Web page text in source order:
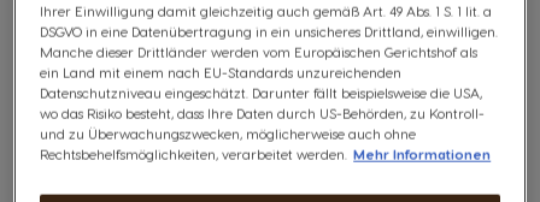
Mini Me Krups® Automatik Arctic Grey
AUTOMATISCH
Ihrer Einwilligung damit gleichzeitig auch gemäß Art. 49 Abs. 1 S. 1 lit. a
DSGVO in eine Datenübertragung in ein unsicheres Drittland, einwilligen.
Manche dieser Drittländer werden vom Europäischen Gerichtshof als
ein Land mit einem nach EU-Standards unzureichenden
Datenschutzniveau eingeschätzt. Darunter fällt beispielsweise die USA,
wo das Risiko besteht, dass Ihre Daten durch US-Behörden, zu Kontroll-
und zu Überwachungszwecken, möglicherweise auch ohne
Rechtsbehelfsmöglichkeiten, verarbeitet werden.
Mehr Informationen